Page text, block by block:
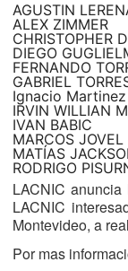
AGUSTIN
ALEX ZIMMER
CHRISTOPHER
DIEGO
FERNANDO
GABRIEL
Ignacio Martinez
IRVIN WILLIAN
IVAN BABIC
MARCOS JOVEL
MATÍAS
RODRIGO
LACNIC
LACNIC
Montevideo, a
Por mas